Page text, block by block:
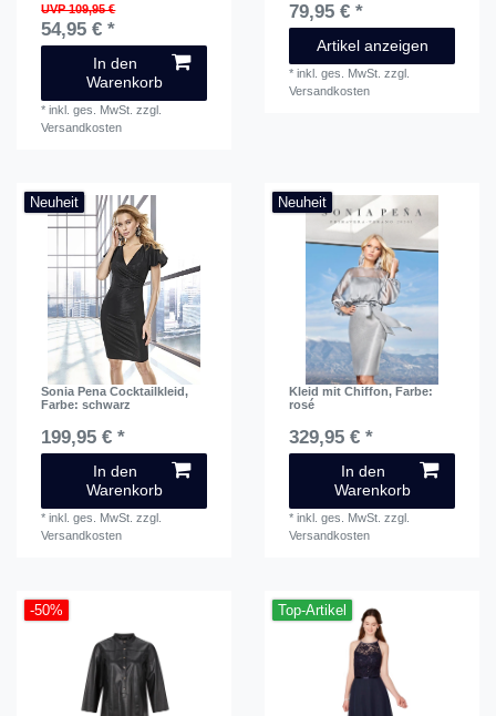
UVP 109,95 €
54,95 € *
In den
Warenkorb
*inkl. ges. MwSt. zzgl.
Versandkosten
79,95 € *
Artikel anzeigen
*inkl. ges. MwSt. zzgl.
Versandkosten
Neuheit
Sonia Pena Cocktailkleid,
Farbe: schwarz
199,95 € *
In den
Warenkorb
*inkl. ges. MwSt. zzgl.
Versandkosten
Neuheit
Kleid mit Chiffon, Farbe:
rosé
329,95 € *
In den
Warenkorb
*inkl. ges. MwSt. zzgl.
Versandkosten
-50% Top-Artikel